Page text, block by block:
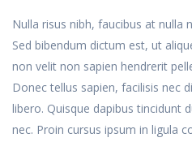
Nulla risus nibh, faucibus at nulla
Sed bibendum dictum est, ut
non velit non sapien hendrerit
Donec tellus sapien, facilisis nec
libero. Quisque dapibus tincidunt
nec. Proin cursus ipsum in ligula